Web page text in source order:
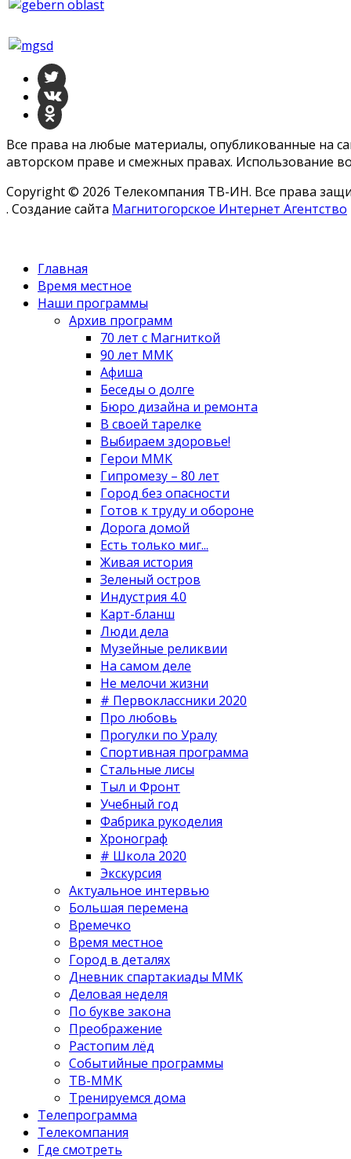
Все права на любые материалы, опубликованные на
авторском праве и смежных правах. Использование
Copyright © 2026 Телекомпания ТВ-ИН. Все права
. Создание сайта Магнитогорское Интернет Агентство
Главная
Время местное
Наши программы
Архив программ
70 лет с Магниткой
90 лет ММК
Афиша
Беседы о долге
Бюро дизайна и ремонта
В своей тарелке
Выбираем здоровье!
Герои ММК
Гипромезу – 80 лет
Город без опасности
Готов к труду и обороне
Дорога домой
Есть только миг...
Живая история
Зеленый остров
Индустрия 4.0
Карт-бланш
Люди дела
Музейные реликвии
На самом деле
Не мелочи жизни
# Первоклассники 2020
Про любовь
Прогулки по Уралу
Спортивная программа
Стальные лисы
Тыл и Фронт
Учебный год
Фабрика рукоделия
Хронограф
# Школа 2020
Экскурсия
Актуальное интервью
Большая перемена
Времечко
Время местное
Город в деталях
Дневник спартакиады ММК
Деловая неделя
По букве закона
Преображение
Растопим лёд
Событийные программы
ТВ-ММК
Тренируемся дома
Телепрограмма
Телекомпания
Где смотреть